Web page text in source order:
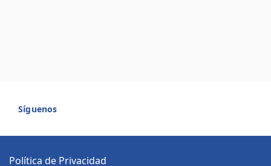
Síguenos
Política de Privacidad